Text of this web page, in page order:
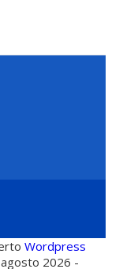
Wordpress
2026 -